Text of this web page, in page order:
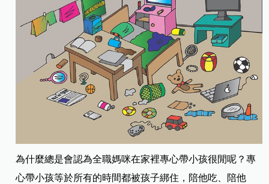
為什麼總是會認為全職媽咪在家裡專心帶小孩很閒呢？專
心帶小孩等於所有的時間都被孩子綁住，陪他吃、陪他